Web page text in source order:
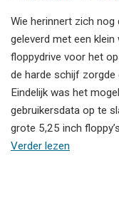
Wie herinnert zich
geleverd met een
floppydrive voor het
de harde schijf zorgde
Eindelijk was het
gebruikersdata op te
grote 5,25 inch
Verder lezen